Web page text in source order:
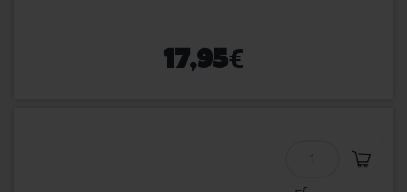
17,95€